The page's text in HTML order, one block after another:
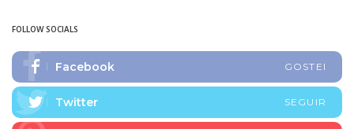
FOLLOW SOCIALS
Facebook GOSTEI
Twitter SEGUIR